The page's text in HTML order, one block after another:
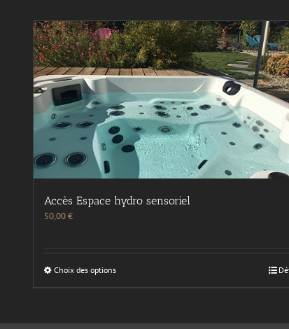
Accès Espace hydro sensoriel
50,00€
Choix des options